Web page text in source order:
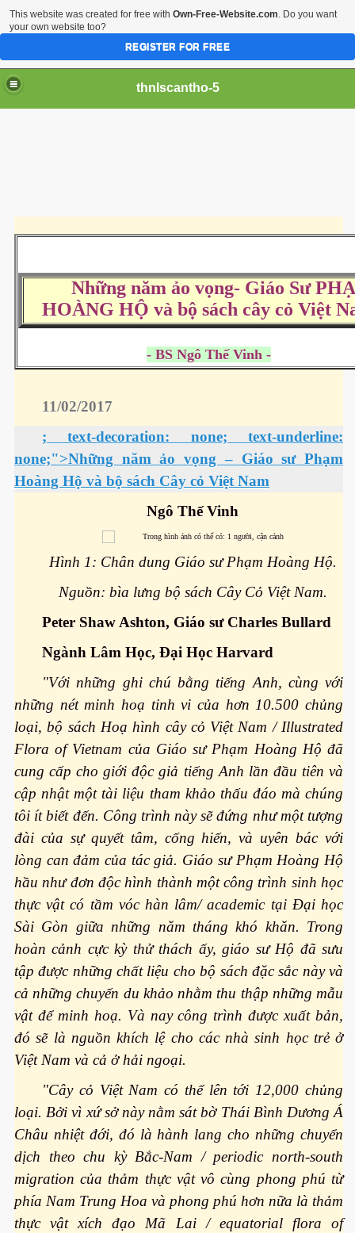
thnlscantho-5
Những năm ảo vọng- Giáo Sư
HOÀNG HỘ và bộ sách cây cỏ Việt
- BS Ngô Thế Vinh -
11/02/2017
; text-decoration: none; text-underline:
none;">Những năm ảo vọng – Giáo sư Phạm
Hoàng Hộ và bộ sách Cây cỏ Việt Nam
Ngô Thế Vinh
Hình 1: Chân dung Giáo sư Phạm Hoàng Hộ.
Nguồn: bìa lưng bộ sách Cây Cỏ Việt Nam.
Peter Shaw Ashton, Giáo sư Charles Bullard
Ngành Lâm Học, Đại Học Harvard
"Với những ghi chú bằng tiếng Anh, cùng với
những nét minh hoạ tinh vi của hơn 10.500 chủng
loại, bộ sách Hoạ hình cây cỏ Việt Nam / Illustrated
Flora of Vietnam của Giáo sư Phạm Hoàng Hộ đã
cung cấp cho giới độc giả tiếng Anh lần đầu tiên và
cập nhật một tài liệu tham khảo thấu đáo mà chúng
tôi ít biết đến. Công trình này sẽ đứng như một tượng
đài của sự quyết tâm, cống hiến, và uyên bác với
lòng can đảm của tác giả. Giáo sư Phạm Hoàng Hộ
hầu như đơn độc hình thành một công trình sinh học
thực vật có tầm vóc hàn lâm/ academic tại Đại học
Sài Gòn giữa những năm tháng khó khăn. Trong
hoàn cảnh cực kỳ thử thách ấy, giáo sư Hộ đã sưu
tập được những chất liệu cho bộ sách đặc sắc này và
cả những chuyến du khảo nhằm thu thập những mẫu
vật để minh hoạ. Và nay công trình được xuất bản,
đó sẽ là nguồn khích lệ cho các nhà sinh học trẻ ở
Việt Nam và cả ở hải ngoại.
"Cây cỏ Việt Nam có thể lên tới 12,000 chủng
loại. Bởi vì xứ sở này nằm sát bờ Thái Bình Dương Á
Châu nhiệt đới, đó là hành lang cho những chuyển
dịch theo chu kỳ Bắc-Nam / periodic north-south
migration của thảm thực vật vô cùng phong phú từ
phía Nam Trung Hoa và phong phú hơn nữa là thảm
thực vật xích đạo Mã Lai / equatorial flora of
nay
This website was created for free with Own-Free-Website.com. Do you want
your own website too?
REGISTER FOR FREE